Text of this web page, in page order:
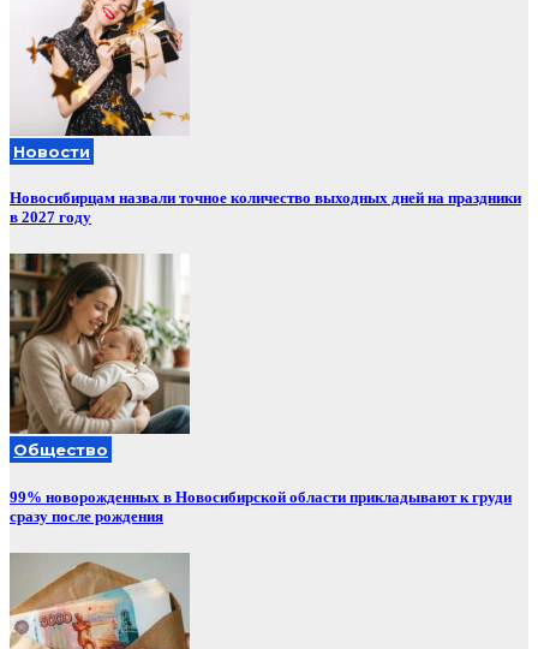
Новости
Новосибирцам назвали точное количество выходных дней на праздники
в 2027 году
Общество
99% новорожденных в Новосибирской области прикладывают к груди
сразу после рождения